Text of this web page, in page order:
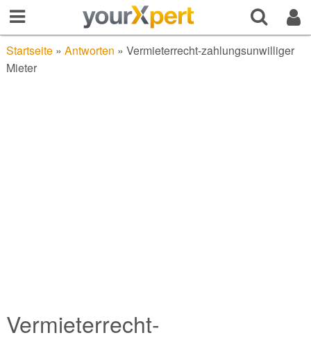
Startseite» Antworten » Vermieterrecht-zahlungsunwilliger
Mieter
Vermieterrecht-